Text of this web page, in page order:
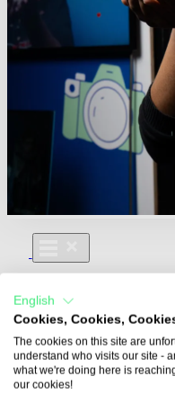
Aus- und
Für Lehre & Ausbildung
Media For You
Über Uns
English
Cookies, Cookies,
The cookies on this site are
understand who visits our site -
what we're doing here is
our cookies!